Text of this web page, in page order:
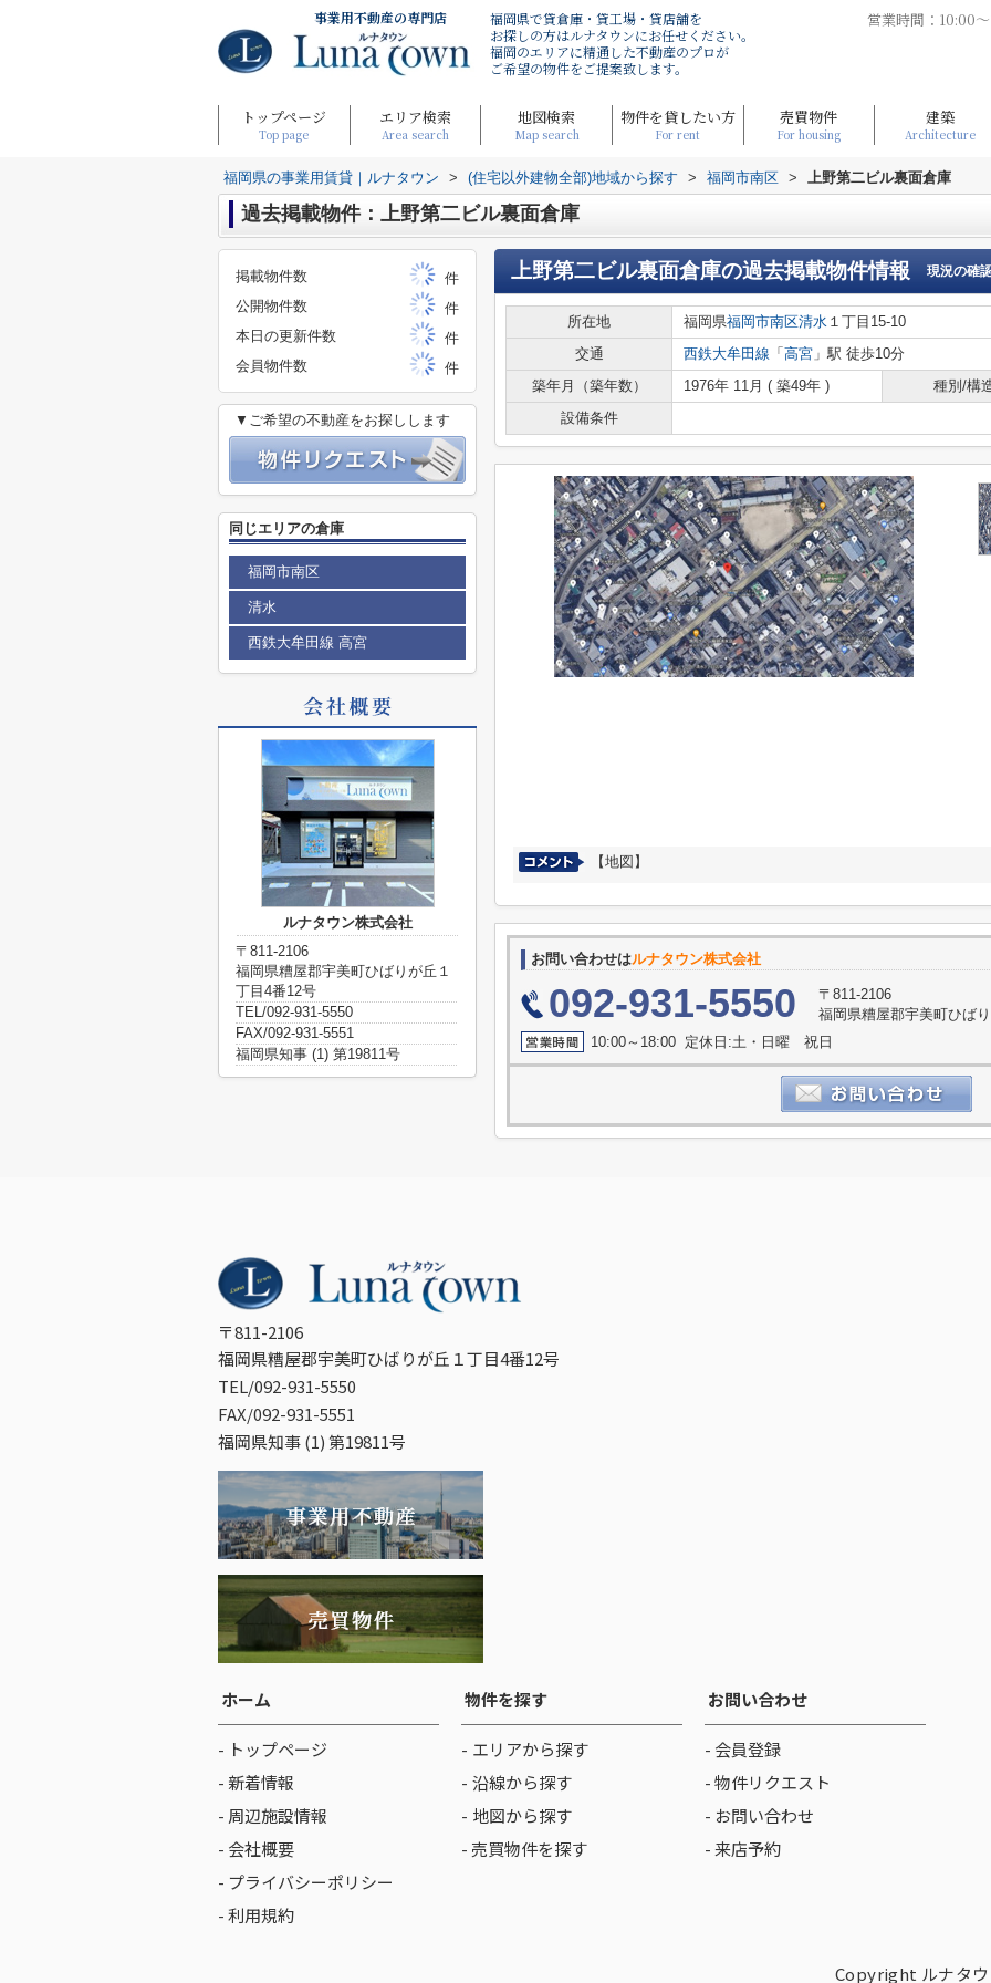
事業用不動産の専門店
福岡県で貸倉庫・貸工場・貸店舗を
お探しの方はルナタウンにお任せください。
福岡のエリアに精通した不動産のプロが
ご希望の物件をご提案致します。
営業時間：10:00
トップページ
Top page
エリア検索
Area search
地図検索
Map search
物件を貸したい方
For rent
売買物件
For housing
建築
Architecture
福岡県の事業用賃貸｜ルナタウン > (住宅以外建物全部)地域から探す > 福岡市南区 > 上野第二ビル裏面倉庫
過去掲載物件：上野第二ビル裏面倉庫
上野第二ビル裏面倉庫の過去掲載物件情報 現況の確
所在地 福岡県福岡市南区清水 １丁目15-10
交通
西鉄大牟田線 「 高宮 」駅 徒歩10分
築年月（築年数）
1976年 11月 ( 築49年 ) 種別/構
設備条件
【地図】
お問い合わせはルナタウン株式会社
092-931-5550
〒811-2106
福岡県糟屋郡宇美町ひば
10:00～18:00 定休日:土・日曜 祝日
掲載物件数
件
公開物件数
件
本日の更新件数
件
会員物件数
件
▼ご希望の不動産をお探しします
同じエリアの倉庫
福岡市南区
清水
西鉄大牟田線 高宮
ルナタウン株式会社
〒811-2106
福岡県糟屋郡宇美町ひばりが丘１
丁目4番12号
TEL/092-931-5550
FAX/092-931-5551
福岡県知事 (1) 第19811号
〒811-2106
福岡県糟屋郡宇美町ひばりが丘１丁目4番12号
TEL/092-931-5550
FAX/092-931-5551
福岡県知事 (1) 第19811号
ホーム
- トップページ
- 新着情報
- 周辺施設情報
- 会社概要
- プライバシーポリシー
- 利用規約
物件を探す
エリアから探す
沿線から探す
地図から探す
- 売買物件を探す
お問い合わせ
- 会員登録
- 物件リクエスト
- お問い合わせ
- 来店予約
Copyright ルナタ